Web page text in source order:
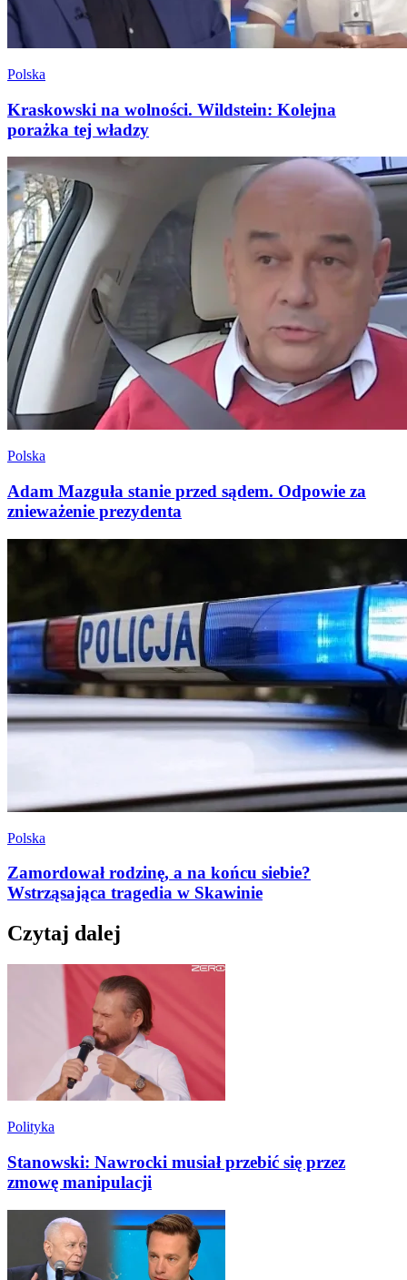
Polska
Kraskowski na wolności. Wildstein: Kolejna
porażka tej władzy
Polska
Adam Mazguła stanie przed sądem. Odpowie za
znieważenie prezydenta
Polska
Zamordował rodzinę, a na końcu siebie?
Wstrząsająca tragedia w Skawinie
Czytaj dalej
Polityka
Stanowski: Nawrocki musiał przebić się przez
zmowę manipulacji